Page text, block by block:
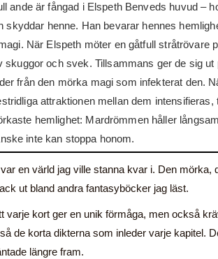
ande är fångad i Elspeth Benveds huvud –
skyddar henne. Han bevarar hennes
När Elspeth möter en gåtfull stråtrövare
skuggor och svek. Tillsammans ger de sig ut
från den mörka magi som infekterat den.
attraktionen mellan dem intensifieras,
hemlighet: Mardrömmen håller
inte kan stoppa honom.
en värld jag ville stanna kvar i. Den mörka,
ut bland andra fantasyböcker jag läst.
kort ger en unik förmåga, men också
de korta dikterna som inleder varje kapitel.
längre fram.